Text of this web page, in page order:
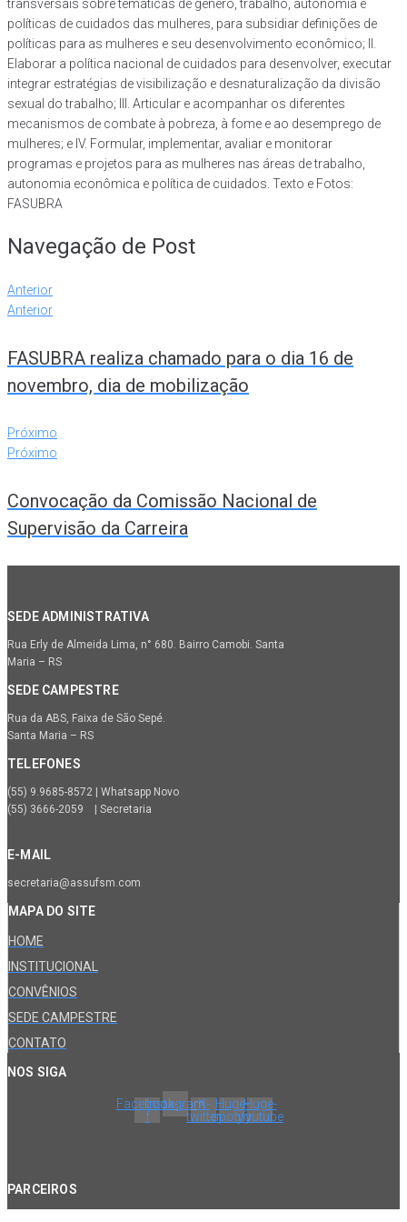
transversais sobre temáticas de gênero, trabalho, autonomia e
políticas de cuidados das mulheres, para subsidiar definições de
políticas para as mulheres e seu desenvolvimento econômico; II.
Elaborar a política nacional de cuidados para desenvolver, executar
integrar estratégias de visibilização e desnaturalização da divisão
sexual do trabalho; III. Articular e acompanhar os diferentes
mecanismos de combate à pobreza, à fome e ao desemprego de
mulheres; e IV. Formular, implementar, avaliar e monitorar
programas e projetos para as mulheres nas áreas de trabalho,
autonomia econômica e política de cuidados. Texto e Fotos:
FASUBRA
Navegação de Post
Anterior
Anterior
FASUBRA realiza chamado para o dia 16 de
novembro, dia de mobilização
Próximo
Próximo
Convocação da Comissão Nacional de
Supervisão da Carreira
SEDE ADMINISTRATIVA
Rua Erly de Almeida Lima, n° 680. Bairro Camobi. Santa
Maria – RS
SEDE CAMPESTRE
Rua da ABS, Faixa de São Sepé.
Santa Maria – RS
TELEFONES
(55) 9.9685-8572 | Whatsapp Novo
(55) 3666-2059 | Secretaria
E-MAIL
secretaria@assufsm.com
MAPA DO SITE
HOME
INSTITUCIONAL
CONVÊNIOS
SEDE CAMPESTRE
CONTATO
NOS SIGA
Facebook-
f
InstagramX-
twitter
Huge-
spotify
Huge-
youtube
PARCEIROS